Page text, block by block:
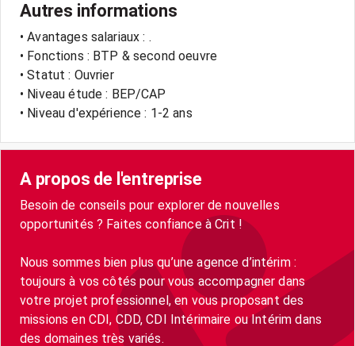
Autres informations
• Avantages salariaux : .
• Fonctions : BTP & second oeuvre
• Statut : Ouvrier
• Niveau étude : BEP/CAP
• Niveau d'expérience : 1-2 ans
A propos de l'entreprise
Besoin de conseils pour explorer de nouvelles
opportunités ? Faites confiance à Crit !
Nous sommes bien plus qu’une agence d’intérim :
toujours à vos côtés pour vous accompagner dans
votre projet professionnel, en vous proposant des
missions en CDI, CDD, CDI Intérimaire ou Intérim dans
des domaines très variés.